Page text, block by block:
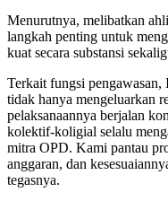
Menurutnya, melibatkan
langkah penting untuk
kuat secara substansi
Terkait fungsi pengawasan,
tidak hanya mengeluarkan
pelaksanaannya berjalan
kolektif-koligial selalu
mitra OPD. Kami pantau
anggaran, dan
tegasnya.